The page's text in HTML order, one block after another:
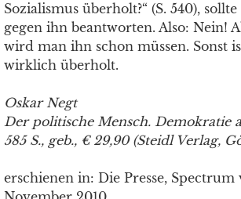
Sozialismus überholt?“ (S. 540),
gegen ihn beantworten. Also: Nein!
wird man ihn schon müssen. Sonst
wirklich überholt.
Oskar Negt
Der politische Mensch. Demokratie
585 S., geb., € 29,90 (Steidl Verlag,
erschienen in: Die Presse, Spectrum